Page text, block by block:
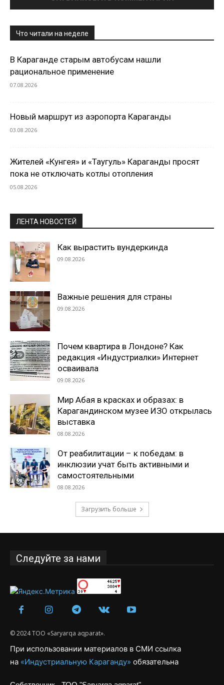
Что читали на неделе
В Караганде старым автобусам нашли
рациональное применение
07.08.2026
Новый маршрут из аэропорта Караганды
03.08.2026
Жителей «Кунгея» и «Таугуль» Караганды просят
пока не отключать котлы отопления
05.08.2026
ЛЕНТА НОВОСТЕЙ
Как вырастить вундеркинда
09.08.2026
Важные решения для страны
09.08.2026
Почем квартира в Лондоне? Как
редакция «Индустриалки» Интернет
осваивала
09.08.2026
Мир Абая в красках и образах: в
Карагандинском музее ИЗО открылась
выставка
08.08.2026
От реабилитации – к победам: в
инклюзии учат быть активными и
самостоятельными
08.08.2026
Загрузить больше
Следуйте за нами
© 2024 ТОО «Saryarqa aqparat».
При использовании материалов в СМИ ссылка
на «Индустриальную Караганду» обязательна